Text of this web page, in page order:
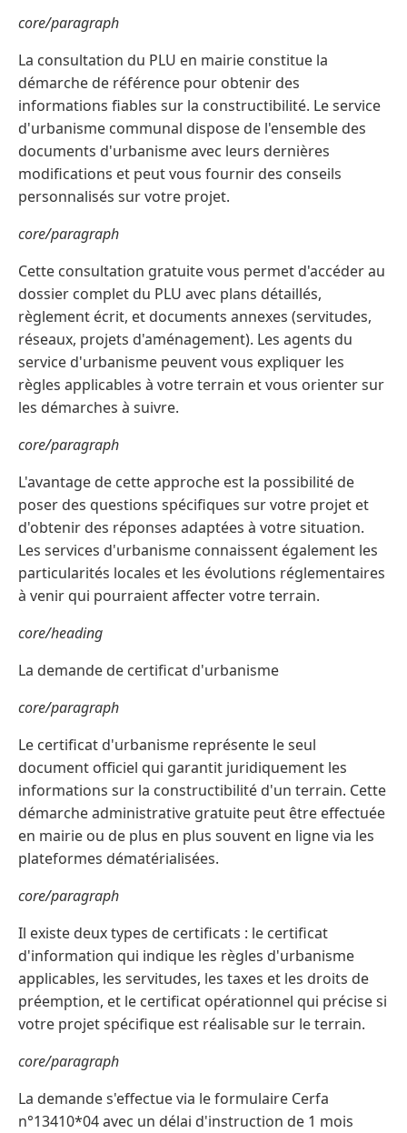
core/paragraph
La consultation du PLU en mairie constitue la
démarche de référence pour obtenir des
informations fiables sur la constructibilité. Le service
d'urbanisme communal dispose de l'ensemble des
documents d'urbanisme avec leurs dernières
modifications et peut vous fournir des conseils
personnalisés sur votre projet.
core/paragraph
Cette consultation gratuite vous permet d'accéder au
dossier complet du PLU avec plans détaillés,
règlement écrit, et documents annexes (servitudes,
réseaux, projets d'aménagement). Les agents du
service d'urbanisme peuvent vous expliquer les
règles applicables à votre terrain et vous orienter sur
les démarches à suivre.
core/paragraph
L'avantage de cette approche est la possibilité de
poser des questions spécifiques sur votre projet et
d'obtenir des réponses adaptées à votre situation.
Les services d'urbanisme connaissent également les
particularités locales et les évolutions réglementaires
à venir qui pourraient affecter votre terrain.
core/heading
La demande de certificat d'urbanisme
core/paragraph
Le certificat d'urbanisme représente le seul
document officiel qui garantit juridiquement les
informations sur la constructibilité d'un terrain. Cette
démarche administrative gratuite peut être effectuée
en mairie ou de plus en plus souvent en ligne via les
plateformes dématérialisées.
core/paragraph
Il existe deux types de certificats : le certificat
d'information qui indique les règles d'urbanisme
applicables, les servitudes, les taxes et les droits de
préemption, et le certificat opérationnel qui précise si
votre projet spécifique est réalisable sur le terrain.
core/paragraph
La demande s'effectue via le formulaire Cerfa
n°13410*04 avec un délai d'instruction de 1 mois